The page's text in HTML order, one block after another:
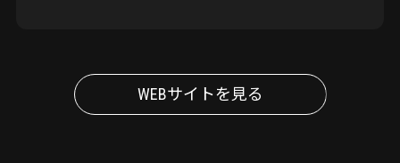
WEBサイトを見る